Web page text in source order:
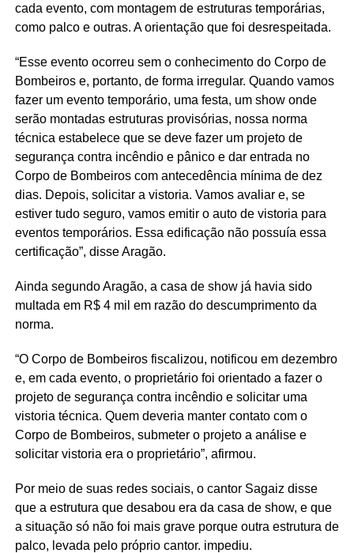
cada evento, com montagem de estruturas temporárias,
como palco e outras. A orientação que foi desrespeitada.
“Esse evento ocorreu sem o conhecimento do Corpo de
Bombeiros e, portanto, de forma irregular. Quando vamos
fazer um evento temporário, uma festa, um show onde
serão montadas estruturas provisórias, nossa norma
técnica estabelece que se deve fazer um projeto de
segurança contra incêndio e pânico e dar entrada no
Corpo de Bombeiros com antecedência mínima de dez
dias. Depois, solicitar a vistoria. Vamos avaliar e, se
estiver tudo seguro, vamos emitir o auto de vistoria para
eventos temporários. Essa edificação não possuía essa
certificação”, disse Aragão.
Ainda segundo Aragão, a casa de show já havia sido
multada em R$ 4 mil em razão do descumprimento da
norma.
“O Corpo de Bombeiros fiscalizou, notificou em dezembro
e, em cada evento, o proprietário foi orientado a fazer o
projeto de segurança contra incêndio e solicitar uma
vistoria técnica. Quem deveria manter contato com o
Corpo de Bombeiros, submeter o projeto a análise e
solicitar vistoria era o proprietário”, afirmou.
Por meio de suas redes sociais, o cantor Sagaiz disse
que a estrutura que desabou era da casa de show, e que
a situação só não foi mais grave porque outra estrutura de
palco, levada pelo próprio cantor. impediu.